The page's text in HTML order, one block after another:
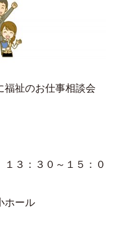
福祉のお仕事相談会
３：３０～１５：０
ホール